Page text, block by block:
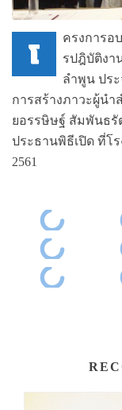
โ
ครงการอ
รปฎิบัติงา
ลำพูน ปร
การสร้างภาวะผู้น
ยอรรษิษฐ์ สัมพันธรั
ประธานพิธีเปิด ที่โ
2561